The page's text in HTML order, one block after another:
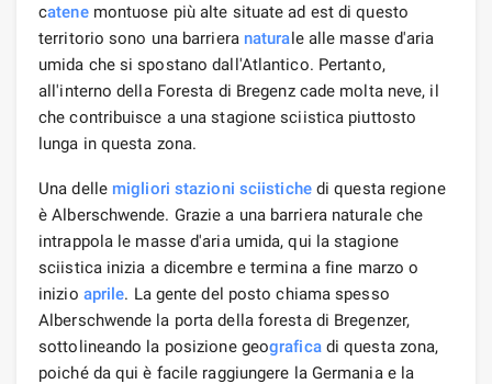
catenemontuose più alte situate ad est di questo
territorio sono una barriera naturale alle masse d'aria
umida che si spostano dall'Atlantico. Pertanto,
all'interno della Foresta di Bregenz cade molta neve, il
che contribuisce a una stagione sciistica piuttosto
lunga in questa zona.
Una delle migliori stazioni sciistichedi questa regione
è Alberschwende. Grazie a una barriera naturale che
intrappola le masse d'aria umida, qui la stagione
sciistica inizia a dicembre e termina a fine marzo o
inizio aprile. La gente del posto chiama spesso
Alberschwende la porta della foresta di Bregenzer,
sottolineando la posizione geograficadi questa zona,
poiché da qui è facile raggiungere la Germania e la